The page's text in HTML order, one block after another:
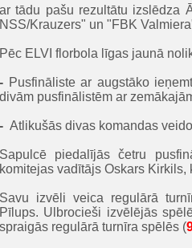
ar tādu pašu rezultātu izslēdza
NSS/Krauzers" un "FBK
Pēc ELVI florbola līgas jaunā
- Pusfināliste ar augstāko
divām pusfinālistēm ar
- Atlikušās divas komandas
Sapulcē piedalījās četru
komitejas vadītājs Oskars
Savu izvēli veica regulārā
Pīlups. Ulbrocieši izvēlējās
spraigās regulārā turnīra spēlēs (